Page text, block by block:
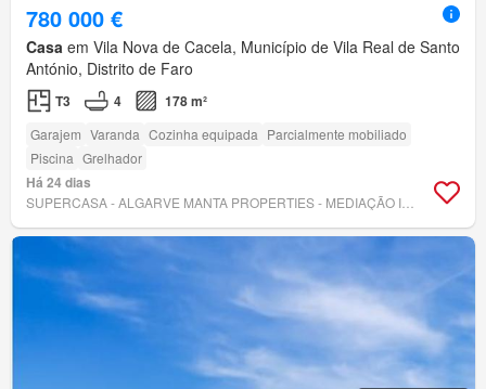
780 000 €
Casa em Vila Nova de Cacela, Município de Vila Real de Santo
António, Distrito de Faro
T3 4 178 m²
Garajem Varanda Cozinha equipada Parcialmente mobiliado
Piscina Grelhador
Há 24 dias